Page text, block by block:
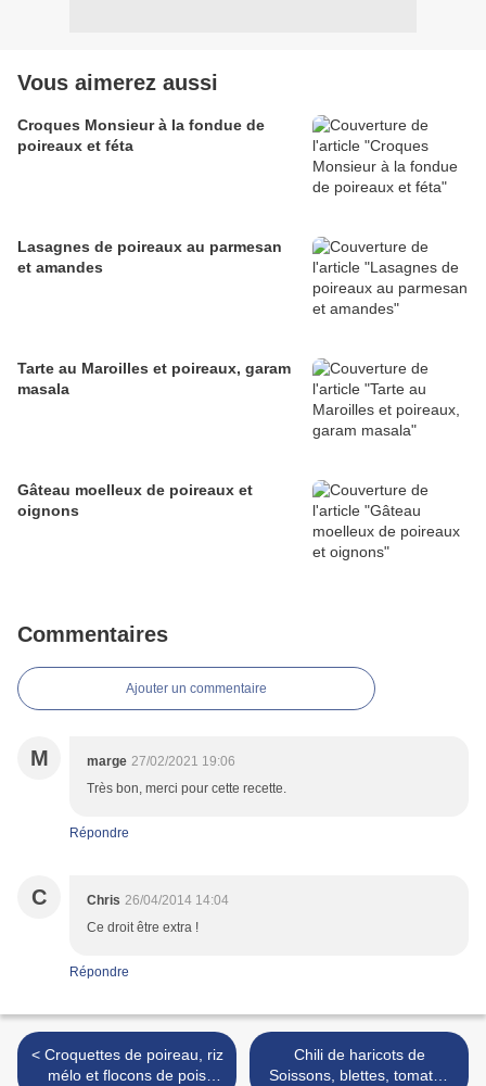
Vous aimerez aussi
Croques Monsieur à la fondue de
poireaux et féta
Lasagnes de poireaux au parmesan
et amandes
Tarte au Maroilles et poireaux, garam
masala
Gâteau moelleux de poireaux et
oignons
Commentaires
Ajouter un commentaire
M marge 27/02/2021 19:06
Très bon, merci pour cette recette.
Répondre
C Chris 26/04/2014 14:04
Ce droit être extra !
Répondre
< Croquettes de poireau, riz
mélo et flocons de pois
Chili de haricots de
Soissons, blettes, tomates